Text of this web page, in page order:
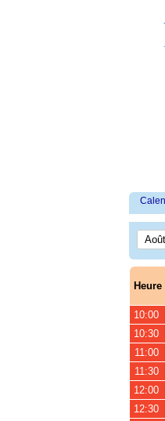
Heure
10:00
10:30
11:00
11:30
12:00
12:30